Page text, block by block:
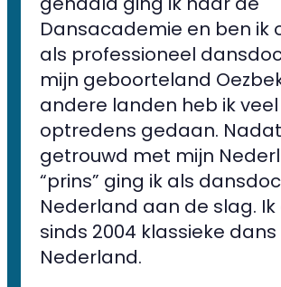
Dansacademie en ben ik
als professioneel
mijn geboorteland
andere landen heb ik veel
optredens gedaan.
getrouwd met mijn
“prins” ging ik als
Nederland aan de slag.
sinds 2004 klassieke dans
Nederland.